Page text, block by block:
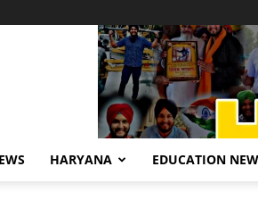
HARYANA EDUCATION